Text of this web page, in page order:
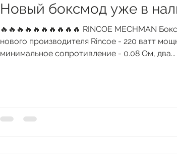
Новый боксмод уже в
🔥🔥🔥🔥🔥🔥🔥🔥🔥🔥 RINCOE MECHMAN
нового производителя Rincoe - 220 ватт
минимальное сопротивление - 0.08 Ом, два...